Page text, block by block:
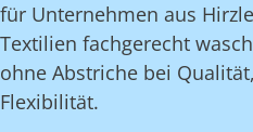
für Unternehmen aus
Textilien fachgerecht
ohne Abstriche bei
Flexibilität.